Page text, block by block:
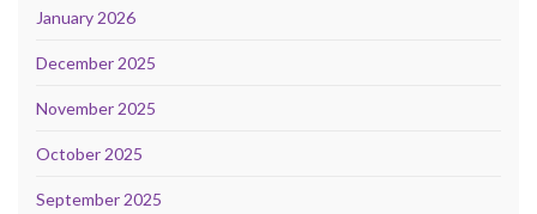
January 2026
December 2025
November 2025
October 2025
September 2025